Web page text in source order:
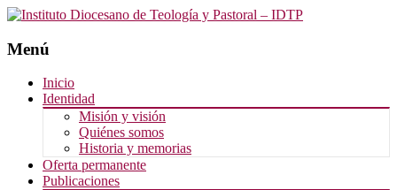
Menú
Saltar
contenido
Inicio
Identidad
Misión y visión
Quiénes somos
Historia y memorias
Oferta permanente
Publicaciones